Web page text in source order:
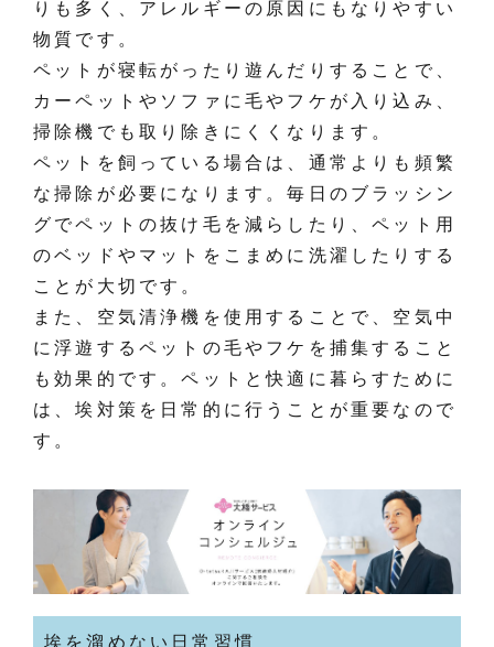
りも多く、アレルギーの原因にもなりやすい
物質です。
ペットが寝転がったり遊んだりすることで、
カーペットやソファに毛やフケが入り込み、
掃除機でも取り除きにくくなります。
ペットを飼っている場合は、通常よりも頻繁
な掃除が必要になります。毎日のブラッシン
グでペットの抜け毛を減らしたり、ペット用
のベッドやマットをこまめに洗濯したりする
ことが大切です。
また、空気清浄機を使用することで、空気中
に浮遊するペットの毛やフケを捕集すること
も効果的です。ペットと快適に暮らすために
は、埃対策を日常的に行うことが重要なので
す。
埃を溜めない日常習慣